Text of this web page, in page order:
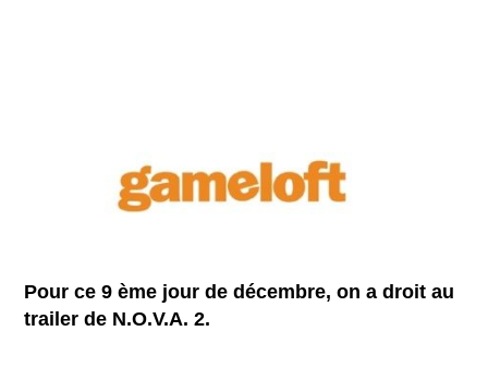
Pour ce 9 ème jour de décembre, on a droit au
trailer de N.O.V.A. 2.